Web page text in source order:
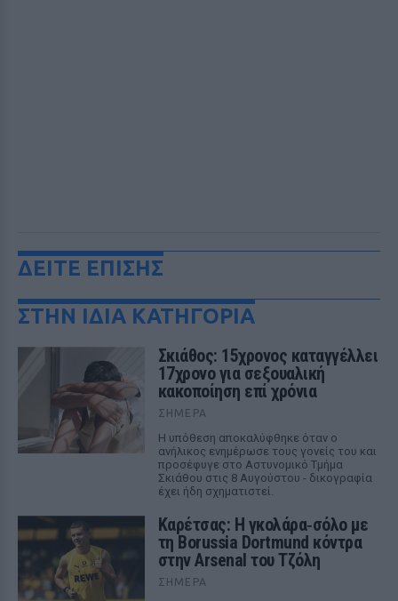
ΔΕΙΤΕ ΕΠΙΣΗΣ
ΣΤΗΝ ΙΔΙΑ ΚΑΤΗΓΟΡΙΑ
Σκιάθος: 15χρονος καταγγέλλει
17χρονο για σεξουαλική
κακοποίηση επί χρόνια
ΣΉΜΕΡΑ
Η υπόθεση αποκαλύφθηκε όταν ο
ανήλικος ενημέρωσε τους γονείς του και
προσέφυγε στο Αστυνομικό Τμήμα
Σκιάθου στις 8 Αυγούστου - δικογραφία
έχει ήδη σχηματιστεί.
Καρέτσας: Η γκολάρα‑σόλο με
τη Borussia Dortmund κόντρα
στην Arsenal του Τζόλη
ΣΉΜΕΡΑ